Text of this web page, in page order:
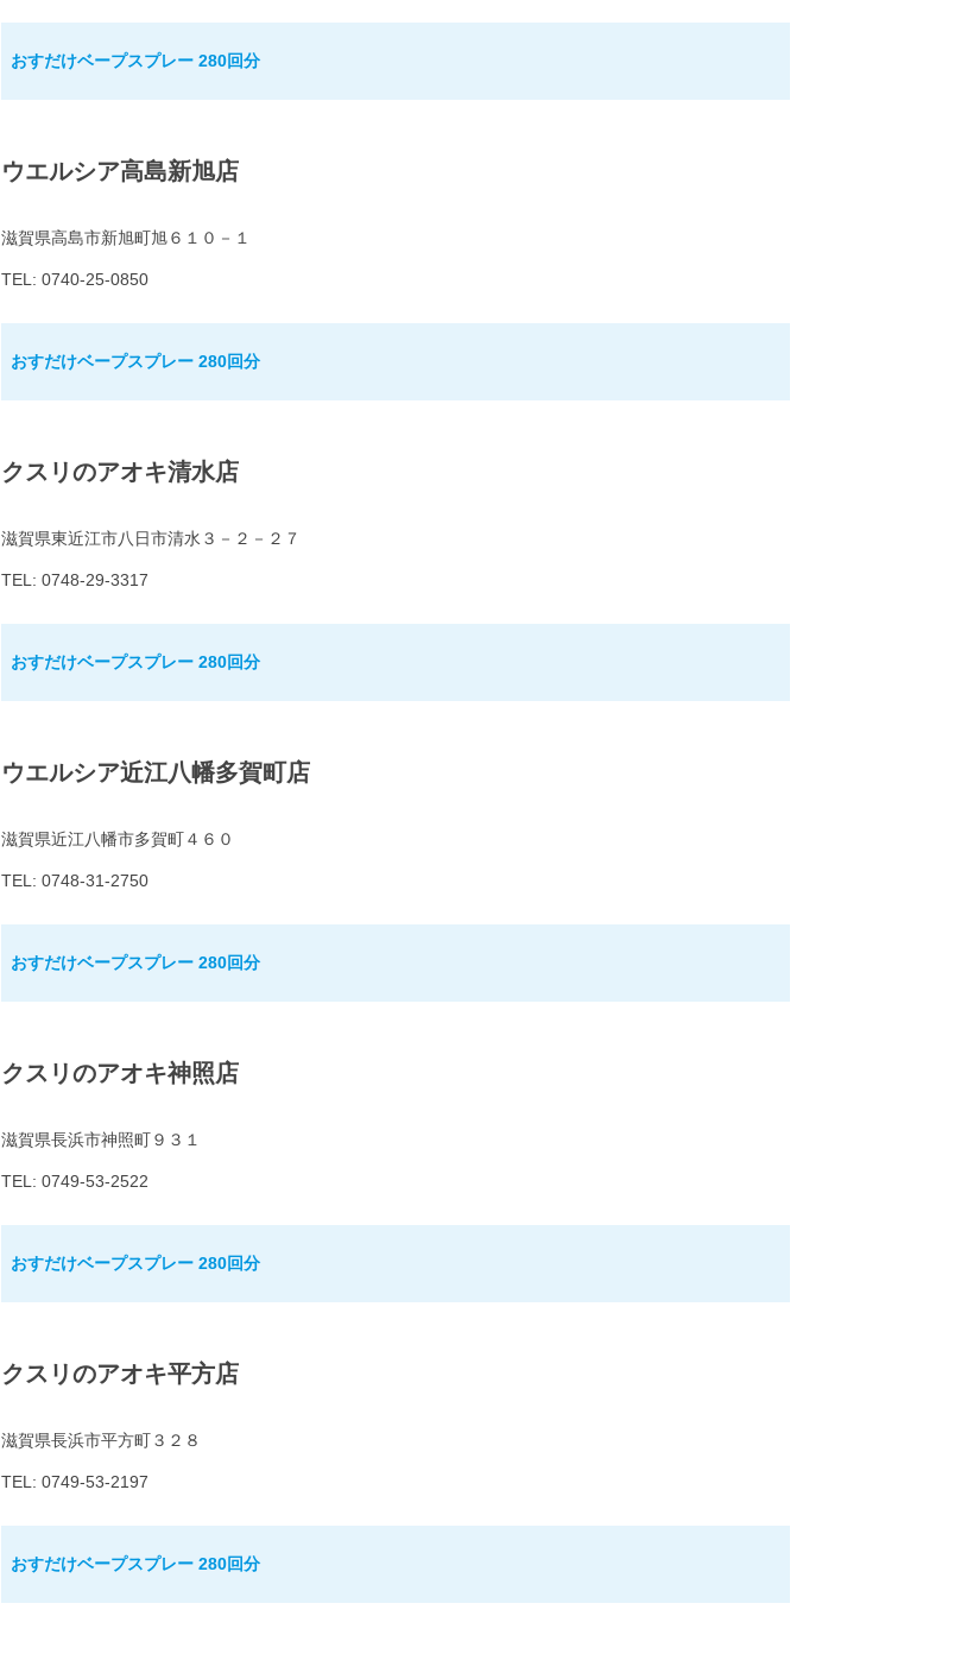
おすだけベープスプレー 280回分
ウエルシア高島新旭店
滋賀県高島市新旭町旭６１０－１
TEL: 0740-25-0850
おすだけベープスプレー 280回分
クスリのアオキ清水店
滋賀県東近江市八日市清水３－２－２７
TEL: 0748-29-3317
おすだけベープスプレー 280回分
ウエルシア近江八幡多賀町店
滋賀県近江八幡市多賀町４６０
TEL: 0748-31-2750
おすだけベープスプレー 280回分
クスリのアオキ神照店
滋賀県長浜市神照町９３１
TEL: 0749-53-2522
おすだけベープスプレー 280回分
クスリのアオキ平方店
滋賀県長浜市平方町３２８
TEL: 0749-53-2197
おすだけベープスプレー 280回分